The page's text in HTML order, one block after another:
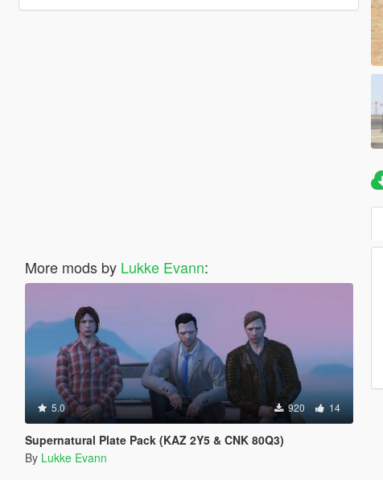
More mods by Lukke Evann:
5.0 920 14
Supernatural Plate Pack (KAZ 2Y5 & CNK 80Q3)
By Lukke Evann